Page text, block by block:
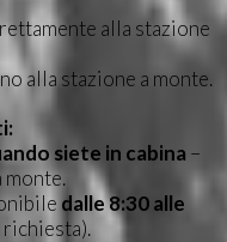
alla stazione
alla stazione a monte.
siete in cabina –
monte.
dalle 8:30 alle
richiesta).